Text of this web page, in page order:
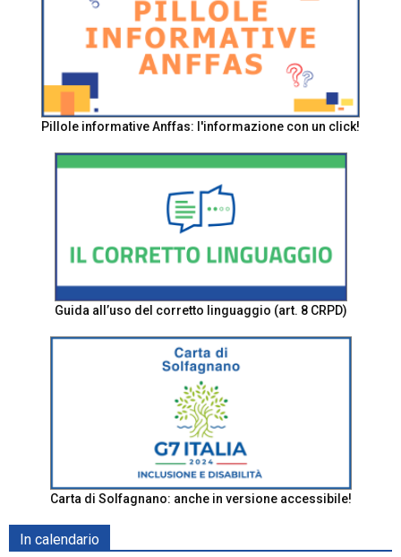
Pillole informative Anffas: l'informazione con un click!
Guida all’uso del corretto linguaggio (art. 8 CRPD)
Carta di Solfagnano: anche in versione accessibile!
In calendario